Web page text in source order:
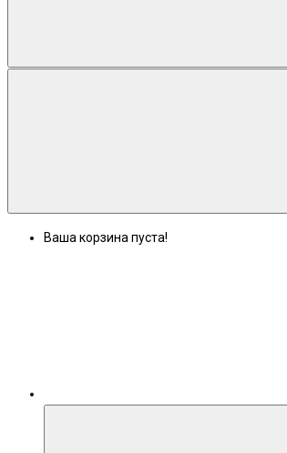
Ваша корзина пуста!